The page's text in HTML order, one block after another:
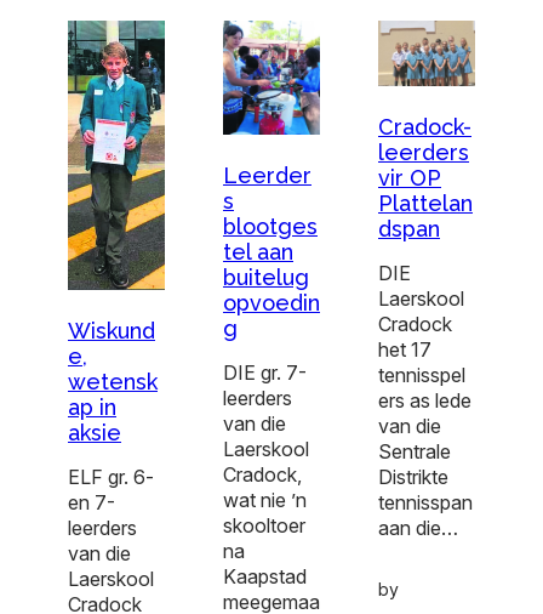
Wiskund
e,
wetensk
ap in
aksie
ELF gr. 6-
en 7-
leerders
van die
Laerskool
Cradock
Leerder
s
blootges
tel aan
buitelug
opvoedin
g
DIE gr. 7-
leerders
van die
Laerskool
Cradock,
wat nie ’n
skooltoer
na
Kaapstad
meegemaa
Cradock-
leerders
vir OP
Plattelan
dspan
DIE
Laerskool
Cradock
het 17
tennisspel
ers as lede
van die
Sentrale
Distrikte
tennisspan
aan die…
by